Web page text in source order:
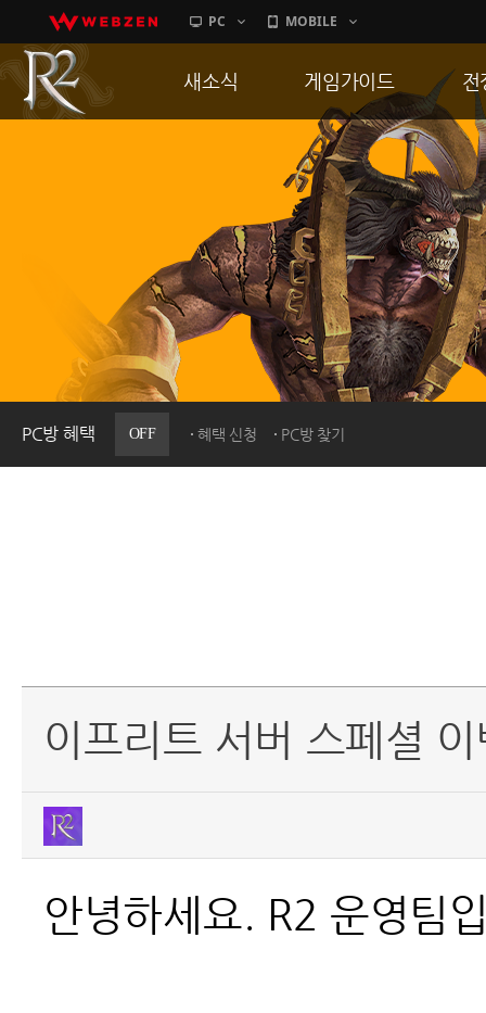
PC MOBILE
PC방 혜택 OFF 혜택 신청 PC방 찾기
새소식
이벤트
히스토리
PC방으로간다
게임가이드
게임 특징
서버가이드
신병훈련소
세부가이드
통합보급센터
전
통
공
이프리트 서버 스페셜
안녕하세요. R2 운영팀